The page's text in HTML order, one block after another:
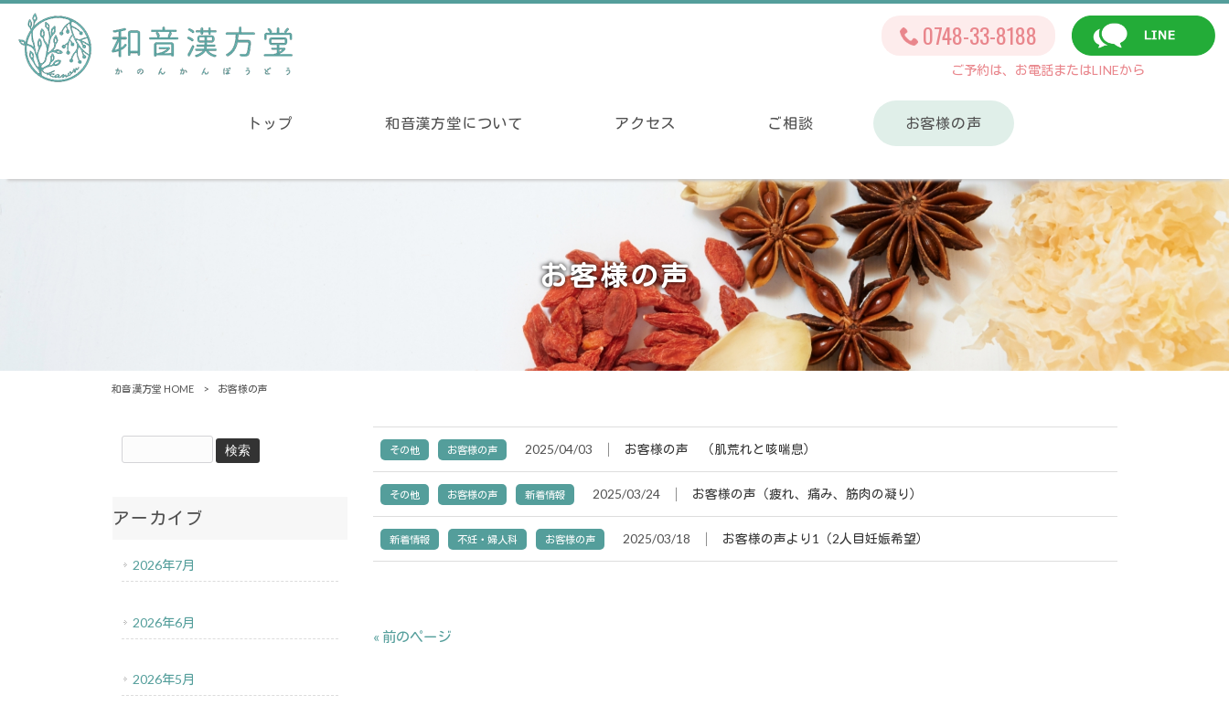
0748-33-8188
ご予約は、お電話またはLINEから
トップ 和音漢方堂について アクセス ご相談 お客様の声
お客様の声
和音漢方堂 HOME > お客様の声
その他 お客様の声 2025/04/03 お客様の声 （肌荒れと咳喘息）
その他 お客様の声 新着情報 2025/03/24 お客様の声（疲れ、痛み、筋肉の凝り）
新着情報 不妊・婦人科 お客様の声 2025/03/18 お客様の声より1（2人目妊娠希望）
« 前のページ
アーカイブ
2026年7月
2026年6月
2026年5月